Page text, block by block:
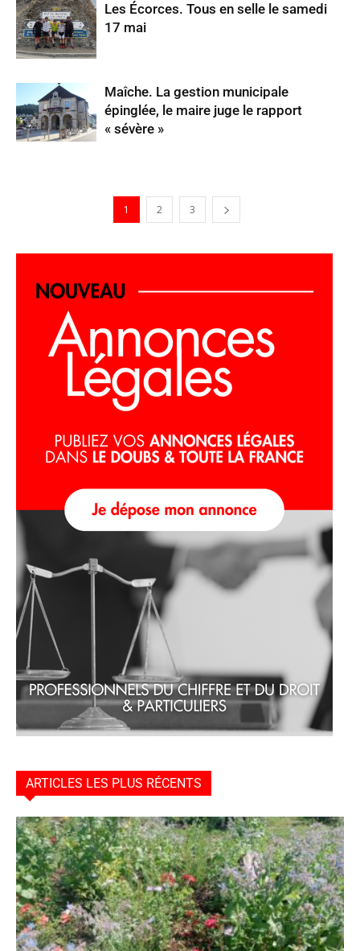
Les Écorces. Tous en selle le samedi
17 mai
Maîche. La gestion municipale
épinglée, le maire juge le rapport
« sévère »
1 2 3
ARTICLES LES PLUS RÉCENTS